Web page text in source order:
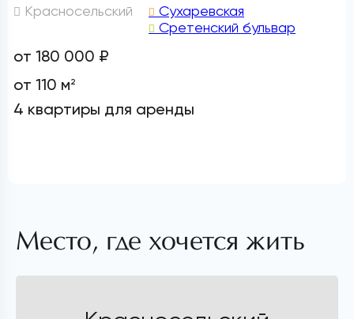
Красносельский
Сухаревская
Сретенский бульвар
от 180 000 ₽
от 110 м 2
4 квартиры для аренды
Место, где хочется жить